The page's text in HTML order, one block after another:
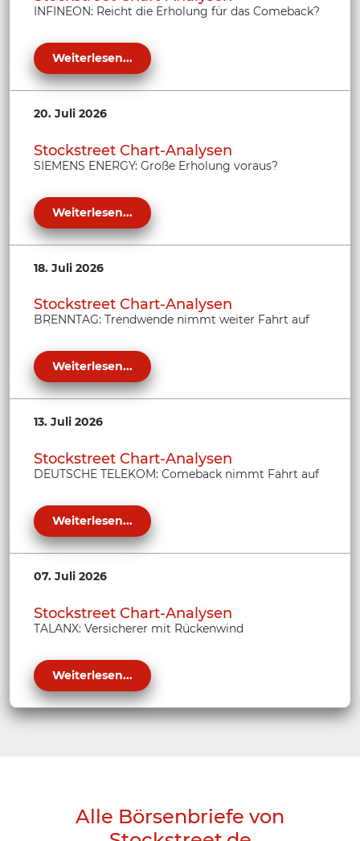
INFINEON: Reicht die Erholung für das Comeback?
Weiterlesen...
20. Juli 2026
Stockstreet Chart-Analysen
SIEMENS ENERGY: Große Erholung voraus?
Weiterlesen...
18. Juli 2026
Stockstreet Chart-Analysen
BRENNTAG: Trendwende nimmt weiter Fahrt auf
Weiterlesen...
13. Juli 2026
Stockstreet Chart-Analysen
DEUTSCHE TELEKOM: Comeback nimmt Fahrt auf
Weiterlesen...
07. Juli 2026
Stockstreet Chart-Analysen
TALANX: Versicherer mit Rückenwind
Weiterlesen...
Alle Börsenbriefe von